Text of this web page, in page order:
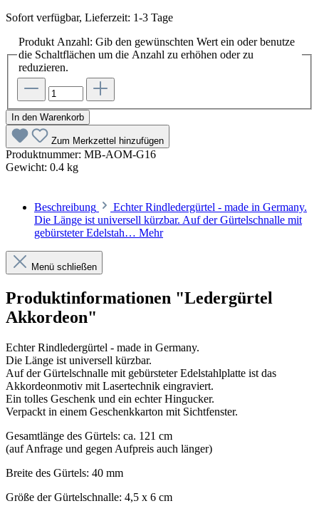
Sofort verfügbar, Lieferzeit: 1-3 Tage
Produkt Anzahl: Gib den gewünschten Wert ein oder benutze
die Schaltflächen um die Anzahl zu erhöhen oder zu
reduzieren.
In den Warenkorb
Zum Merkzettel hinzufügen
Produktnummer: MB-AOM-G16
Gewicht: 0.4 kg
Beschreibung
Echter Rindledergürtel - made in Germany.
Die Länge ist universell kürzbar. Auf der Gürtelschnalle mit
gebürsteter Edelstah… Mehr
Menü schließen
Produktinformationen "Ledergürtel
Akkordeon"
Echter Rindledergürtel - made in Germany.
Die Länge ist universell kürzbar.
Auf der Gürtelschnalle mit gebürsteter Edelstahlplatte ist das
Akkordeonmotiv mit Lasertechnik eingraviert.
Ein tolles Geschenk und ein echter Hingucker.
Verpackt in einem Geschenkkarton mit Sichtfenster.
Gesamtlänge des Gürtels: ca. 121 cm
(auf Anfrage und gegen Aufpreis auch länger)
Breite des Gürtels: 40 mm
Größe der Gürtelschnalle: 4,5 x 6 cm